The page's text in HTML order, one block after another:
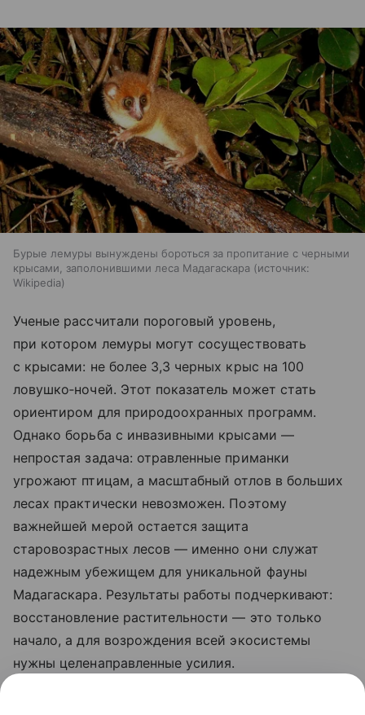
Бурые лемуры вынуждены бороться за пропитание с черными
крысами, заполонившими леса Мадагаскара
источник:
Wikipedia
Ученые рассчитали пороговый уровень,
при котором лемуры могут сосуществовать
с крысами: не более 3,3 черных крыс на 100
ловушко‑ночей. Этот показатель может стать
ориентиром для природоохранных программ.
Однако борьба с инвазивными крысами —
непростая задача: отравленные приманки
угрожают птицам, а масштабный отлов в больших
лесах практически невозможен. Поэтому
важнейшей мерой остается защита
старовозрастных лесов — именно они служат
надежным убежищем для уникальной фауны
Мадагаскара. Результаты работы подчеркивают:
восстановление растительности — это только
начало, а для возрождения всей экосистемы
нужны целенаправленные усилия.